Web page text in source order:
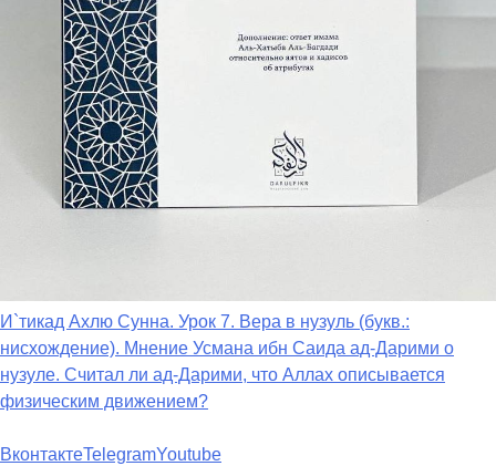
И`тикад Ахлю Сунна. Урок 7. Вера в нузуль (букв.:
нисхождение). Мнение Усмана ибн Саида ад-Дарими о
нузуле. Считал ли ад-Дарими, что Аллах описывается
физическим движением?
ВконтактеTelegramYoutube